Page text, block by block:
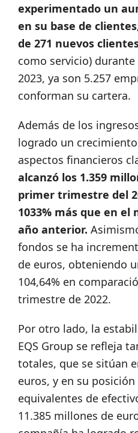
experimentado un
en su base de
de 271 nuevos
como servicio)
2023, ya son 5.257
conforman su cartera.
Además de los
logrado un
aspectos financieros
alcanzó los 1.359
primer trimestre del
1033% más que en el
año anterior.
fondos se ha
de euros, obteniendo
104,64% en
trimestre de 2022.
Por otro lado, la
EQS Group se refleja
totales, que se sitúan
euros, y en su
equivalentes de
11.385 millones de